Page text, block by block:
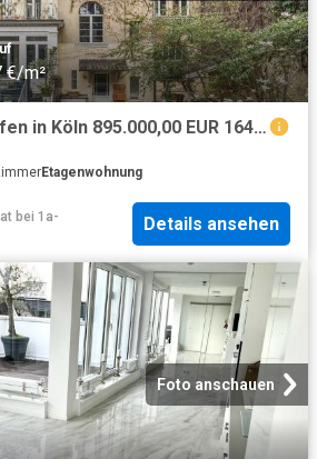
€/m²
Wohnung zum Kaufen in Köln 895.000,00 EUR 164 m²
Etagenwohnung
bei 1a-
Details ansehen
Foto anschauen